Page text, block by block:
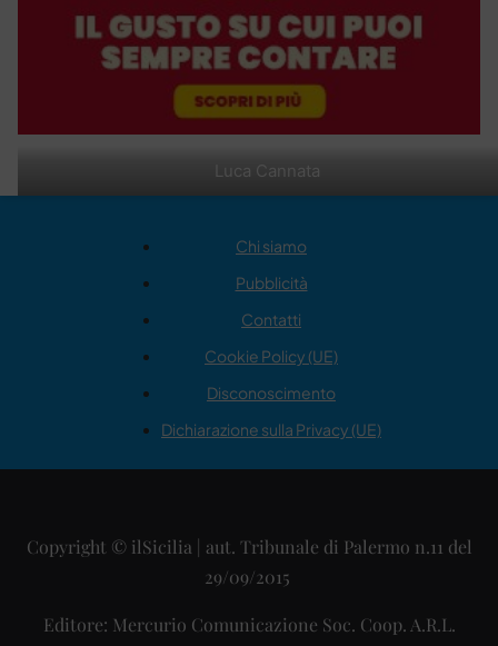
Luca Cannata
Chi siamo
Pubblicità
Contatti
Cookie Policy (UE)
Disconoscimento
Dichiarazione sulla Privacy (UE)
Copyright © ilSicilia | aut. Tribunale di Palermo n.11 del
29/09/2015
Editore: Mercurio Comunicazione Soc. Coop. A.R.L.